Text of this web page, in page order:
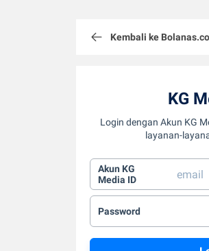
Kembali ke
KG
Login dengan Akun KG
layanan-
Akun KG
Media ID
Password